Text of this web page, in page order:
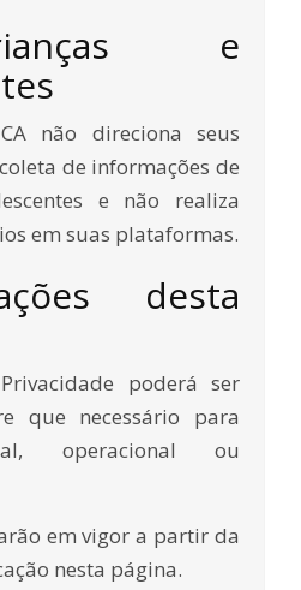
e
não direciona seus
de informações de
e não realiza
em suas plataformas.
desta
poderá ser
que necessário para
operacional ou
em vigor a partir da
nesta página.